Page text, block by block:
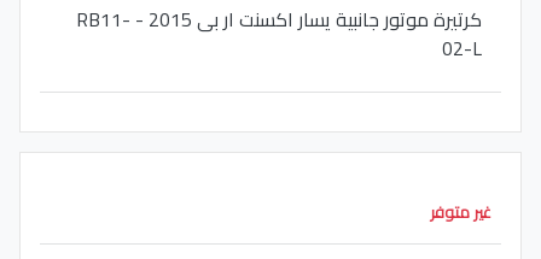
كرتيرة موتور جانبية يسار اكسنت ار بى 2015 - RB11-
02-L
غير متوفر